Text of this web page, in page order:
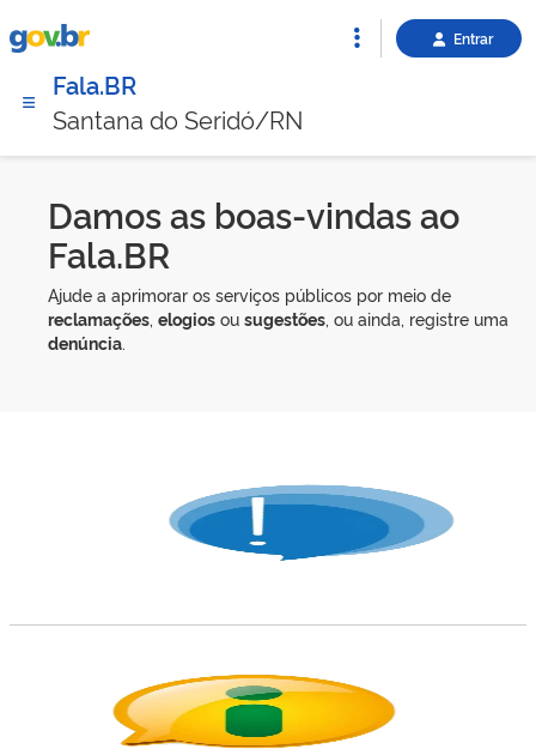
Entrar
Fala.BR
Santana do Seridó/RN
Damos as boas-vindas ao
Fala.BR
Ajude a aprimorar os serviços públicos por meio de
reclamações, elogios ou sugestões, ou ainda, registre uma
denúncia.